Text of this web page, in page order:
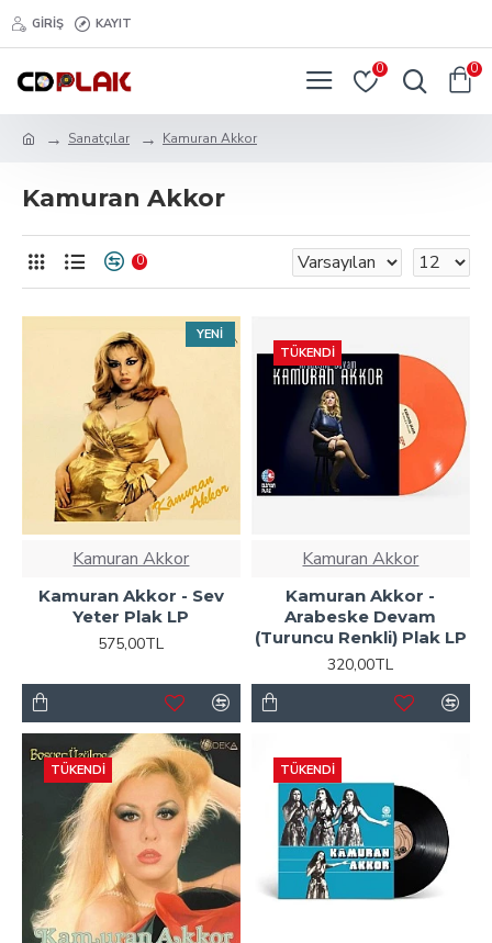
GIRIŞ KAYIT
0 0
Sanatçılar Kamuran Akkor
Kamuran Akkor
0
YENI
Kamuran Akkor
Kamuran Akkor - Sev
Yeter Plak LP
575,00TL
TÜKENDI
Kamuran Akkor
Kamuran Akkor -
Arabeske Devam
(Turuncu Renkli) Plak LP
320,00TL
TÜKENDI TÜKENDI